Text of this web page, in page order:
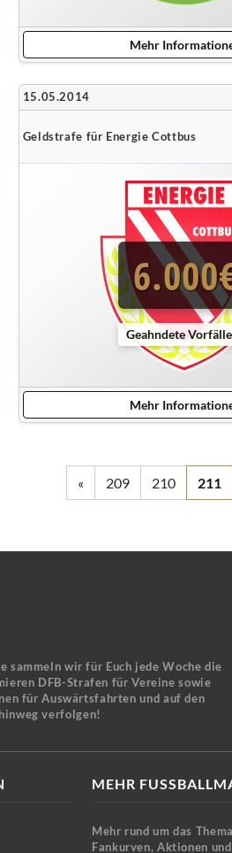
Mehr
15.05.2014
Geldstrafe für Energie Cottbus
Geahndete
Mehr
« 209 210 211
sammeln wir für Euch jede Woche die
DFB-Strafen für Vereine sowie
für Auswärtsfahrten und auf den
verfolgen!
MEHR
Mehr rund um das
Fankurven, Aktionen